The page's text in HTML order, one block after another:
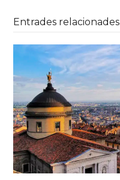
Entrades relacionades